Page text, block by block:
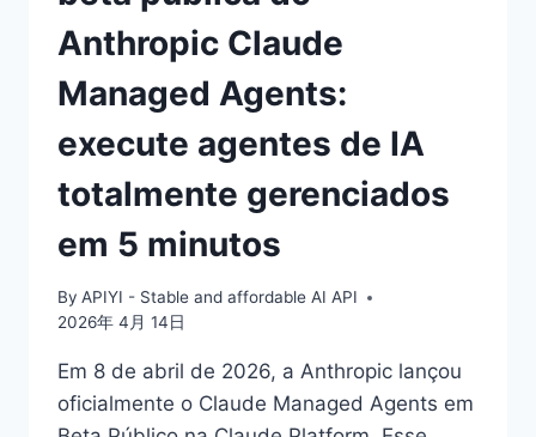
DO
PLANO
MAX
Anthropic Claude
Managed Agents:
execute agentes de IA
totalmente gerenciados
em 5 minutos
By APIYI - Stable and affordable AI API
2026年 4月 14日
Em 8 de abril de 2026, a Anthropic lançou
oficialmente o Claude Managed Agents em